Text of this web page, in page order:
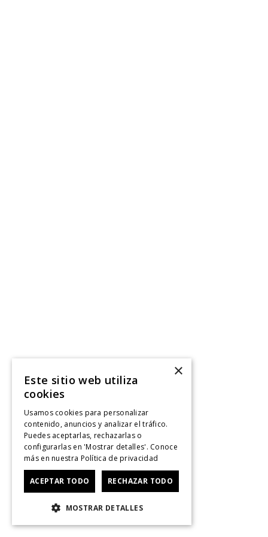
×
Este sitio web utiliza
cookies
Usamos cookies para personalizar
contenido, anuncios y analizar el tráfico.
Puedes aceptarlas, rechazarlas o
configurarlas en 'Mostrar detalles'. Conoce
más en nuestra Política de privacidad
ACEPTAR TODO RECHAZAR TODO
MOSTRAR DETALLES